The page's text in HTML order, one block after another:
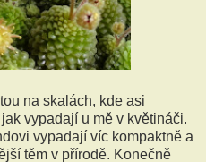
na skalách, kde asi
vypadají u mě v květináči.
vypadají víc kompaktně a
těm v přírodě. Konečně